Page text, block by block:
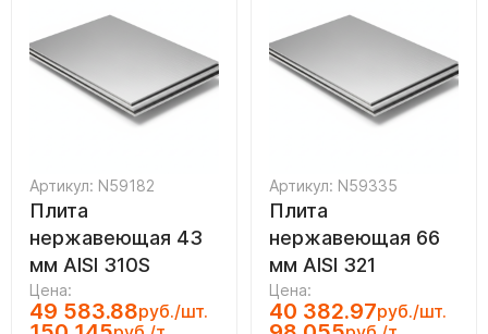
Артикул: N59182
Плита
нержавеющая 43
мм AISI 310S
Цена:
49 583.88руб./шт.
Артикул: N59335
Плита
нержавеющая 66
мм AISI 321
Цена:
40 382.97руб./шт.